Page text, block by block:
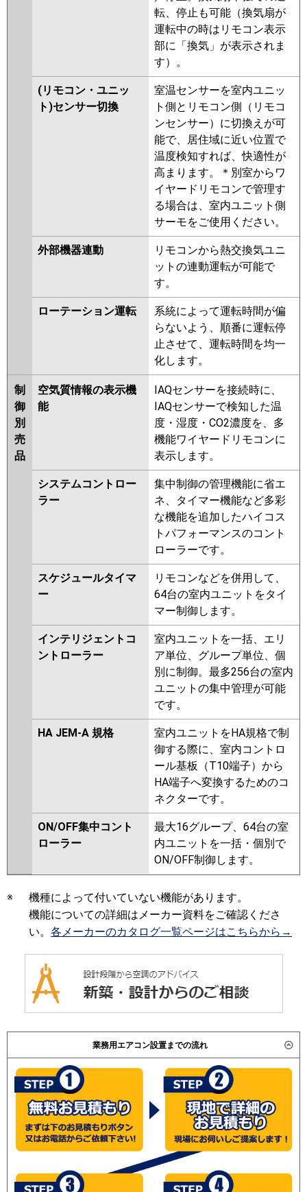
転、停止も可能（換気扇が
運転中の時はリモコン表示
部に「換気」が表示されま
す）。
(リモコン・ユニッ
ト)センサー切換
室温センサーを室内ユニッ
ト側とリモコン側（リモコ
ンセンサー）に切換えが可
能で、居住域に近い位置で
温度検知すれば、快適性が
高まります。＊別室からワ
イヤードリモコンで管理す
る場合は、室内ユニット側
サーモをご使用ください。
外部機器連動
リモコンから熱交換気ユニ
ットの連動運転が可能で
す。
ローテーション運転
系統によって運転時間が偏
らないよう、順番に運転停
止させて、運転時間を均一
化します。
制
御
別
売
品
空気質情報の表示機
能
IAQセンサーを接続時に、
IAQセンサーで検知した温
度・湿度・CO2濃度を、多
機能ワイヤードリモコンに
表示します。
システムコントロー
ラー
集中制御の管理機能に省エ
ネ、タイマー機能など多彩
な機能を追加したハイコス
トパフォーマンスのコント
ローラーです。
スケジュールタイマ
ー
リモコンなどを併用して、
64台の室内ユニットをタイ
マー制御します。
インテリジェントコ
ントローラー
室内ユニットを一括、エリ
ア単位、グループ単位、個
別に制御。最多256台の室内
ユニットの集中管理が可能
です。
HA JEM-A 規格
室内ユニットをHA規格で制
御する際に、室内コントロ
ール基板（T10端子）から
HA端子へ変換するためのコ
ネクターです。
ON/OFF集中コント
ローラー
最大16グループ、64台の室
内ユニットを一括・個別で
ON/OFF制御します。
※
機種によって付いていない機能があります。
機能についての詳細はメーカー資料をご確認くださ
い。 各メーカーのカタログ一覧ページはこちらから→
業務用エアコン設置までの流れ